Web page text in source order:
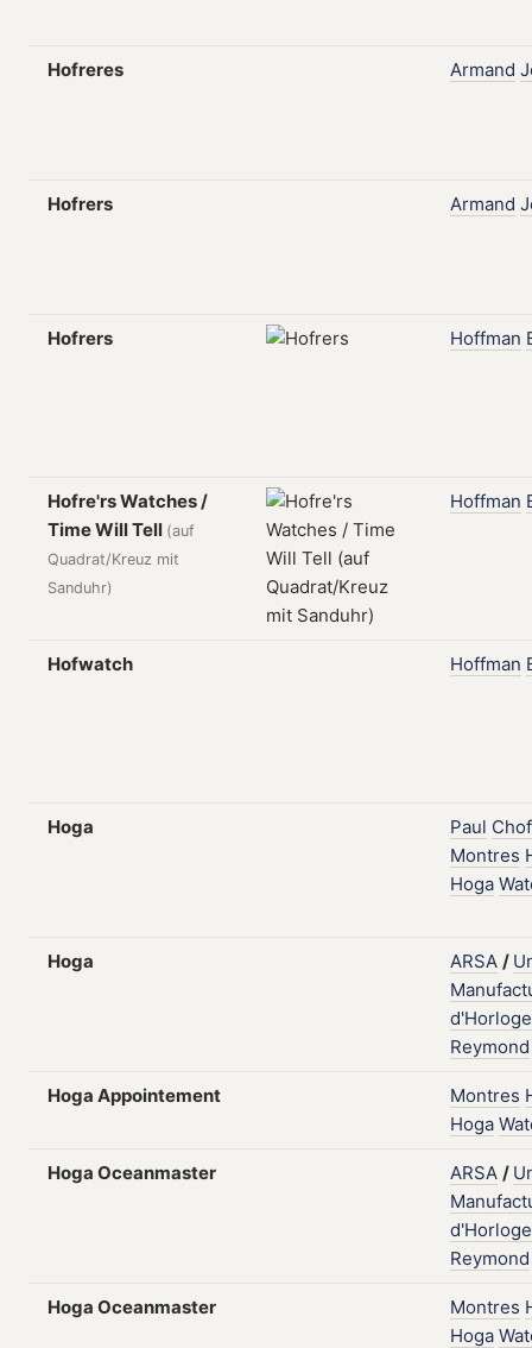
Hofreres Armand
Hofrers Armand
Hofrers Hoffman
Hofre'rs Watches /
Time Will Tell (auf
Quadrat/Kreuz mit
Sanduhr)
Hoffman
Hofwatch Hoffman
Hoga Paul
Montres
Hoga
Hoga ARSA /
Reymond
Hoga Appointement Montres
Hoga
Hoga Oceanmaster ARSA /
Reymond
Hoga Oceanmaster Montres
Hoga